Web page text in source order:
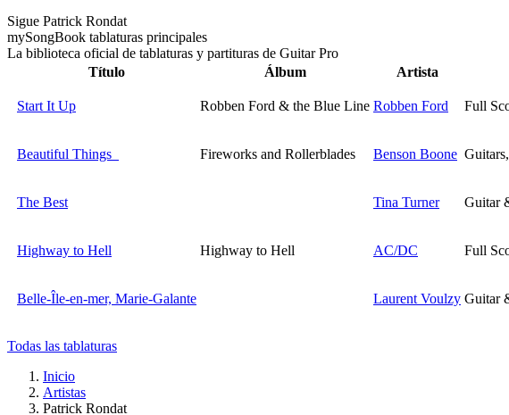
Sigue Patrick Rondat
mySongBook tablaturas principales
La biblioteca oficial de tablaturas y partituras de Guitar Pro
Título
Álbum Artista
Start It Up Robben Ford & the Blue Line Robben Ford Full
Beautiful Things Fireworks and Rollerblades Benson Boone
The Best Tina Turner Guitar
Highway to Hell Highway to Hell AC/DC Full
Belle-Île-en-mer, Marie-Galante Laurent Voulzy Guitar
Todas las tablaturas
Inicio
Artistas
Patrick Rondat